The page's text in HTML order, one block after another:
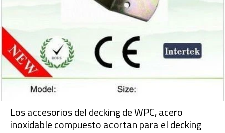
Los accesorios del decking de WPC, acero
inoxidable compuesto acortan para el decking